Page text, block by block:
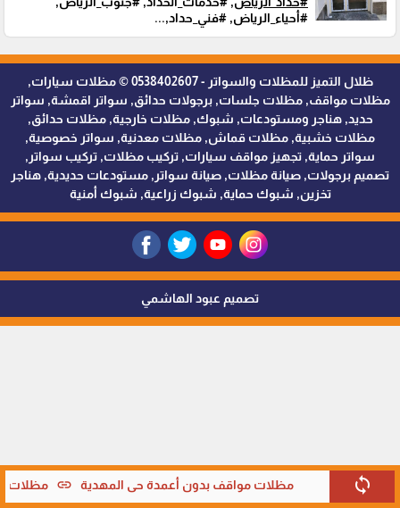
sync مظلات مواقف بدون أعمدة حي المهدية link مظلات
#أحياء_الرياض, #فني_حداد,...
ظلال التميز للمظلات والسواتر - 0538402607 © مظلات سيارات,
مظلات مواقف, مظلات جلسات, برجولات حدائق, سواتر اقمشة, سواتر
حديد, هناجر ومستودعات, شبوك, مظلات خارجية, مظلات حدائق,
مظلات خشبية, مظلات قماش, مظلات معدنية, سواتر خصوصية,
سواتر حماية, تجهيز مواقف سيارات, تركيب مظلات, تركيب سواتر,
تصميم برجولات, صيانة مظلات, صيانة سواتر, مستودعات حديدية, هناجر
تخزين, شبوك حماية, شبوك زراعية, شبوك أمنية
تصميم عبود الهاشمي